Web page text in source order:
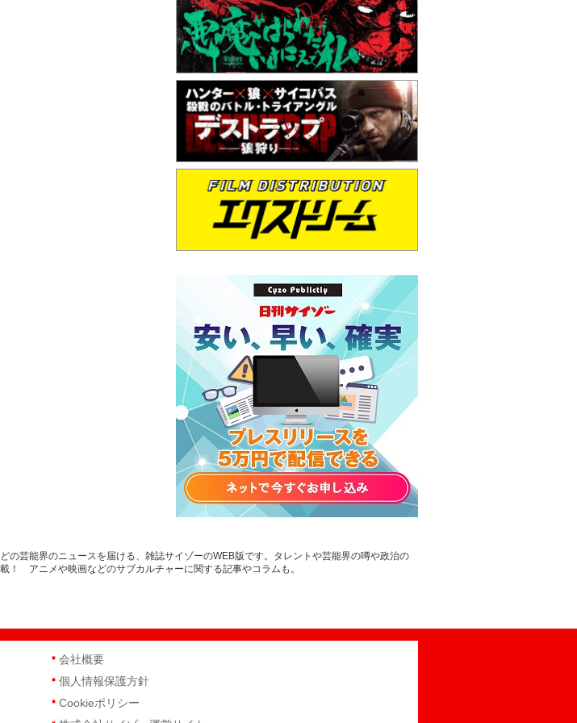
芸能界のニュースを届ける、雑誌サイゾーのWEB版です。タレントや芸能界の噂や政治の
！ アニメや映画などのサブカルチャーに関する記事やコラムも。
会社概要
個人情報保護方針
Cookieポリシー